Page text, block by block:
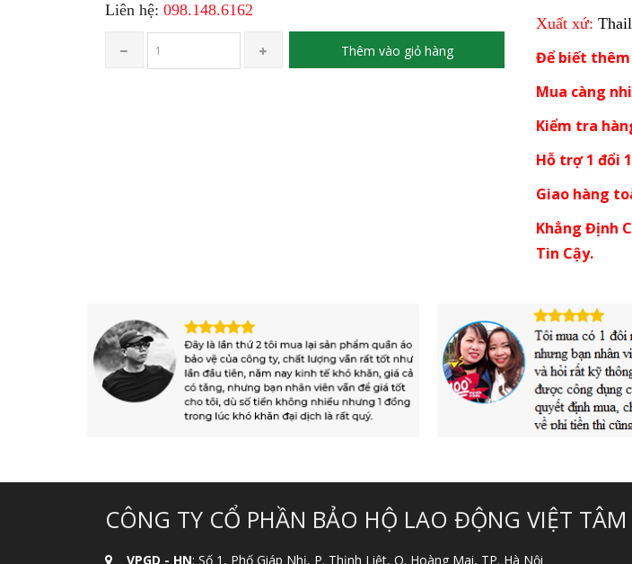
Liên hệ: 098.148.6162
Thêm vào giỏ hàng
Xuất xứ:
Để biết thêm
Mua càng
Kiểm tra
Hỗ trợ 1 đổi 1
Giao hàng
Khẳng Định
Tin Cậy.
CÔNG TY CỔ PHẦN BẢO HỘ LAO ĐỘNG VIỆT TÂM
VPGD - HN: Số 1, Phố Giáp Nhị, P. Thịnh Liệt, Q. Hoàng Mai, TP. Hà Nội